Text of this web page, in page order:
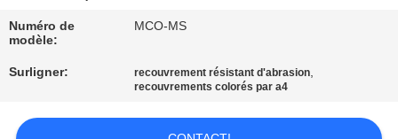
L'USINE
CONTRÔLE
DE
Numéro de
modèle:
MCO-MS
Surligner: recouvrement résistant d'abrasion,
recouvrements colorés par a4